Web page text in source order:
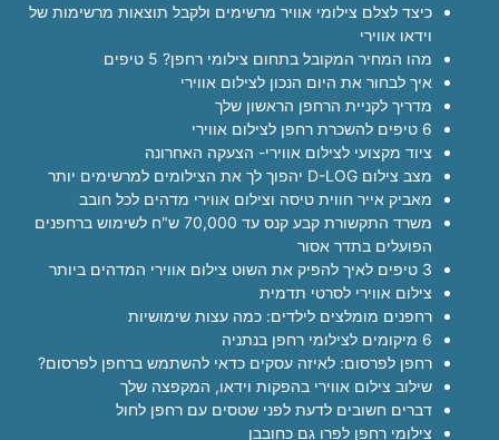
כיצד לצלם צילומי אוויר מרשימים ולקבל תוצאות מרשימות של
וידאו אווירי
מהו המחיר המקובל בתחום צילומי רחפן? 5 טיפים
איך לבחור את היום הנכון לצילום אווירי
מדריך לקניית הרחפן הראשון שלך
6 טיפים להשכרת רחפן לצילום אווירי
ציוד מקצועי לצילום אווירי- הצעקה האחרונה
מצב צילום D-LOG יהפוך לך את הצילומים למרשימים יותר
מאביק אייר חווית טיסה וצילום אווירי מדהים לכל חובב
משרד התקשורת קבע קנס עד 70,000 ש"ח לשימוש ברחפנים
הפועלים בתדר אסור
3 טיפים לאיך להפיק את השוט צילום אווירי המדהים ביותר
צילום אווירי לסרטי תדמית
רחפנים מומלצים לילדים: כמה עצות שימושיות
6 מיקומים לצילומי רחפן בנתניה
רחפן לפרסום: לאיזה עסקים כדאי להשתמש ברחפן לפרסום?
שילוב צילום אווירי בהפקות וידאו, המקפצה שלך
דברים חשובים לדעת לפני שטסים עם רחפן לחול
צילומי רחפן לפרו גם כחובבן